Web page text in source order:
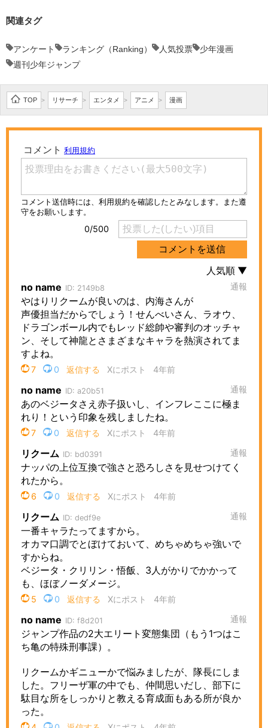
関連タグ
アンケート ランキング（Ranking） 人気投票
少年漫画
週刊少年ジャンプ
TOP > リサーチ > エンタメ > アニメ > 漫画